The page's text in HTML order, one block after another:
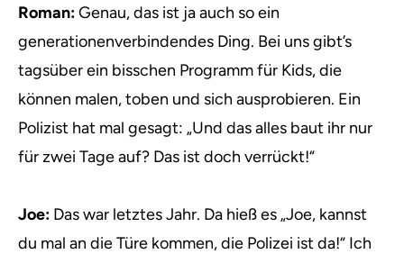
Roman:Genau, das ist ja auch so ein
generationenverbindendes Ding. Bei uns gibt’s
tagsüber ein bisschen Programm für Kids, die
können malen, toben und sich ausprobieren. Ein
Polizist hat mal gesagt: „Und das alles baut ihr nur
für zwei Tage auf? Das ist doch verrückt!“
Joe: Das war letztes Jahr. Da hieß es „Joe, kannst
du mal an die Türe kommen, die Polizei ist da!“ Ich